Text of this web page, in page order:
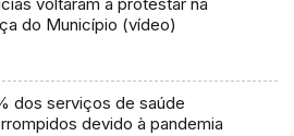
do Município (vídeo)
dos serviços de saúde
devido à pandemia